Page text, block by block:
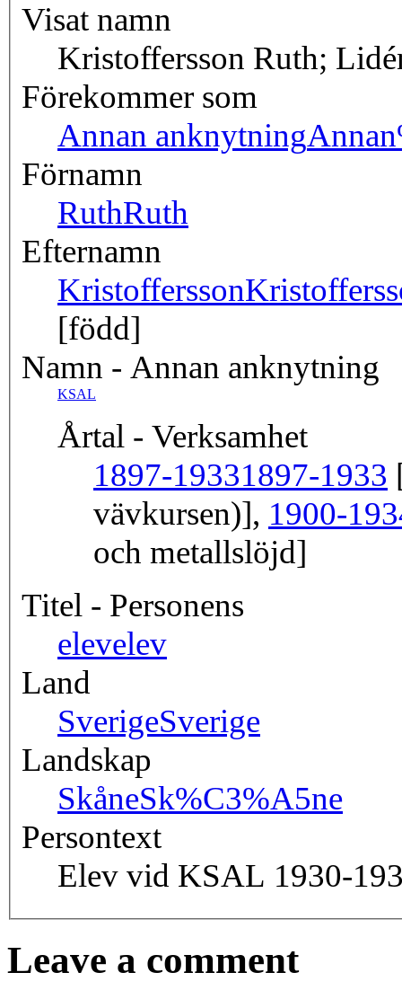
Visat namn
Kristoffersson Ruth;
Förekommer som
Annan anknytning
Förnamn
RuthRuth
Efternamn
Kristoffersson
[född]
Namn - Annan anknytning
KSAL
Årtal - Verksamhet
1897-19331897-1933
vävkursen)], 1900-
och metallslöjd]
Titel - Personens
elevelev
Land
SverigeSverige
Landskap
SkåneSk%C3%A5ne
Persontext
Elev vid KSAL 1930-
Leave a comment